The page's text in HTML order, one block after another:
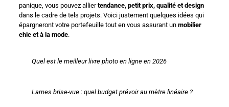
panique, vous pouvez alliertendance, petit prix, qualité et design
dans le cadre de tels projets. Voici justement quelques idées qui
épargneront votre portefeuille tout en vous assurant un mobilier
chic et à la mode.
Quel est le meilleur livre photo en ligne en 2026
Lames brise-vue : quel budget prévoir au mètre linéaire ?